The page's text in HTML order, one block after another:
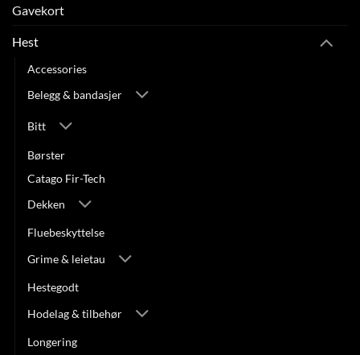
Gavekort
Hest
Accessories
Belegg & bandasjer
Bitt
Børster
Catago Fir-Tech
Dekken
Fluebeskyttelse
Grime & leietau
Hestegodt
Hodelag & tilbehør
Longering